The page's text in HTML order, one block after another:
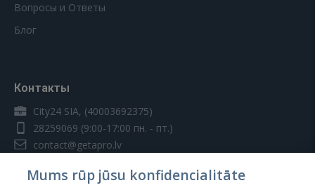
Вопросы и Ответы
Блог
Контакты
City24 SIA, (40003692375)
28259069 (9:00-17:00 пн. - пт.)
contact@getapro.lv
Mums rūp jūsu konfidencialitāte